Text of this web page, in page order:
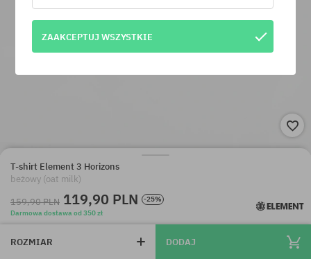
T-shirt Element 3 Horizons
beżowy (oat milk)
159,90 PLN 119,90 PLN
-25%
Darmowa dostawa od 350 zł
ROZMIAR DODAJ
ZAAKCEPTUJ WSZYSTKIE